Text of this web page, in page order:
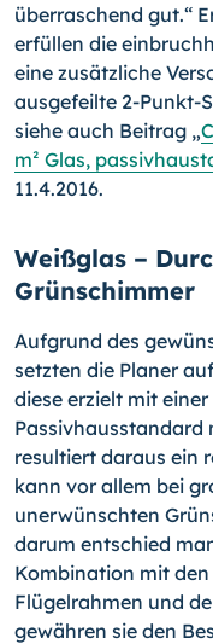
überraschend gut.“
erfüllen die
eine zusätzliche
ausgefeilte 2-Punkt-
siehe auch Beitrag „
m² Glas,
11.4.2016.
Weißglas –
Grünschimmer
Aufgrund des
setzten die Planer
diese erzielt mit
Passivhausstandard
resultiert daraus ein
kann vor allem bei
unerwünschten
darum entschied
Kombination mit
Flügelrahmen und
gewähren sie den